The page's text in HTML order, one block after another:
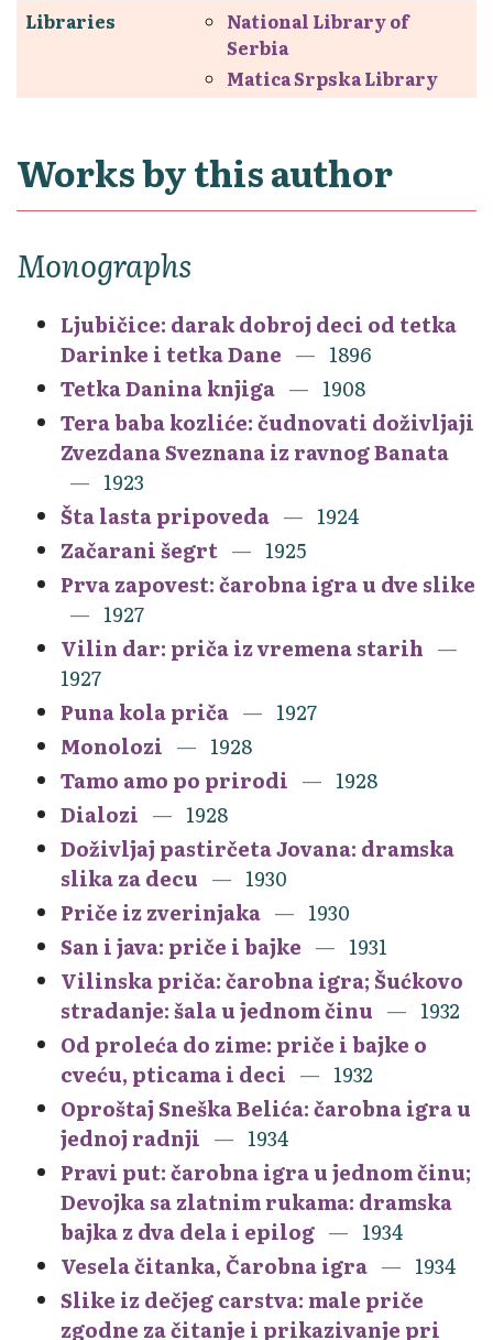
Libraries
National Library of
Serbia
Matica Srpska Library
Works by this author
Monographs
Ljubičice: darak dobroj deci od tetka
Darinke i tetka Dane
1896
Tetka Danina knjiga
1908
Tera baba kozliće: čudnovati doživljaji
Zvezdana Sveznana iz ravnog Banata
1923
Šta lasta pripoveda
1924
Začarani šegrt
1925
Prva zapovest: čarobna igra u dve slike
1927
Vilin dar: priča iz vremena starih
1927
Puna kola priča
1927
Monolozi
1928
Tamo amo po prirodi
1928
Dialozi
1928
Doživljaj pastirčeta Jovana: dramska
slika za decu
1930
Priče iz zverinjaka
1930
San i java: priče i bajke
1931
Vilinska priča: čarobna igra; Šućkovo
stradanje: šala u jednom činu
1932
Od proleća do zime: priče i bajke o
cveću, pticama i deci
1932
Oproštaj Sneška Belića: čarobna igra u
jednoj radnji
1934
Pravi put: čarobna igra u jednom činu;
Devojka sa zlatnim rukama: dramska
bajka z dva dela i epilog
1934
Vesela čitanka, Čarobna igra
1934
Slike iz dečjeg carstva: male priče
zgodne za čitanje i prikazivanje pri